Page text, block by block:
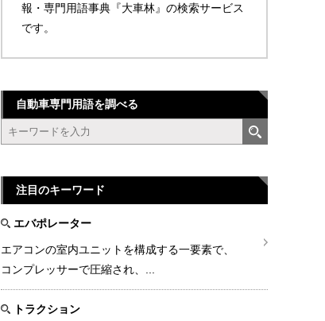
報・専門用語事典『大車林』の検索サービス
です。
自動車専門用語を調べる
注目のキーワード
エバポレーター
エアコンの室内ユニットを構成する一要素で、
コンプレッサーで圧縮され、...
トラクション